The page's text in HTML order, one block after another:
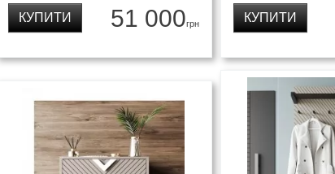
51 000грн
КУПИТИ КУПИТИ